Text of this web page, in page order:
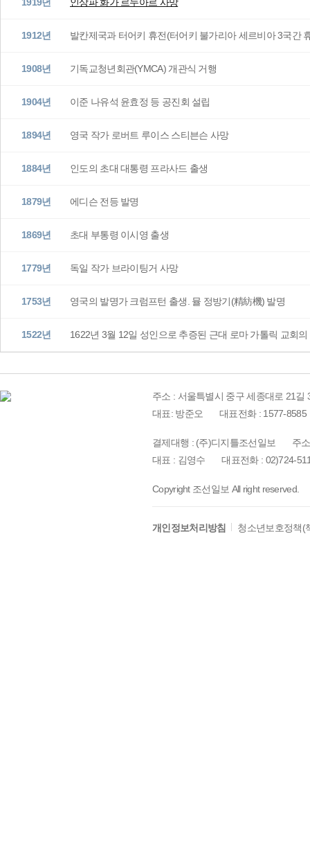
1912년 발칸제국과 터어키 휴전(터어키 불가리아 세르비아 3국간
1908년 기독교청년회관(YMCA) 개관식 거행
1904년 이준 나유석 윤효정 등 공진회 설립
1894년 영국 작가 로버트 루이스 스티븐슨 사망
1884년 인도의 초대 대통령 프라사드 출생
1879년 에디슨 전등 발명
1869년 초대 부통령 이시영 출생
1779년 독일 작가 브라이팅거 사망
1753년 영국의 발명가 크럼프턴 출생. 뮬 정방기(精紡機) 발명
1522년 1622년 3월 12일 성인으로 추증된 근대 로마 가톨릭 교회
주소 : 서울특별시 중구 세종대로 21길
대표: 방준오
대표전화 : 1577-8585
결제대행 : (주)디지틀조선일보
주
대표 : 김영수
대표전화 : 02)724-
Copyright 조선일보 All right reserved.
개인정보처리방침 청소년보호정책(